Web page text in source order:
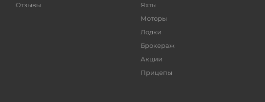
Отзывы
Яхты
Моторы
Лодки
Брокераж
Акции
Прицепы